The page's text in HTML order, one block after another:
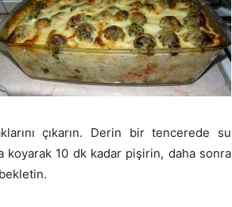
çıkarın. Derin bir tencerede su
koyarak 10 dk kadar pişirin, daha sonra